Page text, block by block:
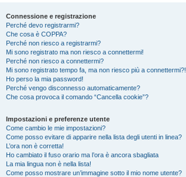
Connessione e registrazione
Perché devo registrarmi?
Che cosa è COPPA?
Perché non riesco a registrarmi?
Mi sono registrato ma non riesco a connettermi!
Perché non riesco a connettermi?
Mi sono registrato tempo fa, ma non riesco più a connettermi?!
Ho perso la mia password!
Perché vengo disconnesso automaticamente?
Che cosa provoca il comando “Cancella cookie”?
Impostazioni e preferenze utente
Come cambio le mie impostazioni?
Come posso evitare di apparire nella lista degli utenti in linea?
L’ora non è corretta!
Ho cambiato il fuso orario ma l’ora è ancora sbagliata
La mia lingua non è nella lista!
Come posso mostrare un’immagine sotto il mio nome utente?